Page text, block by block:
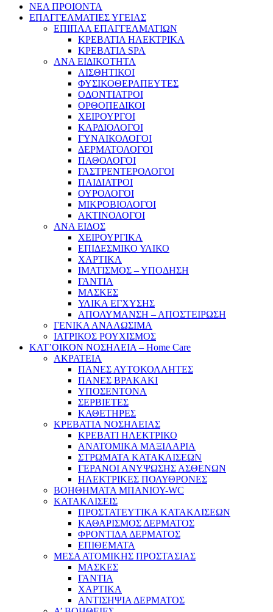
ΝΕΑ ΠΡΟΙΟΝΤΑ
ΕΠΑΓΓΕΛΜΑΤΙΕΣ ΥΓΕΙΑΣ
ΕΠΙΠΛΑ ΕΠΑΓΓΕΛΜΑΤΙΩΝ
ΚΡΕΒΑΤΙΑ ΗΛΕΚΤΡΙΚΑ
ΚΡΕΒΑΤΙΑ SPA
ΑΝΑ ΕΙΔΙΚΟΤΗΤΑ
ΑΙΣΘΗΤΙΚΟΙ
ΦΥΣΙΚΟΘΕΡΑΠΕΥΤΕΣ
ΟΔΟΝΤΙΑΤΡΟΙ
ΟΡΘΟΠΕΔΙΚΟΙ
ΧΕΙΡΟΥΡΓΟΙ
ΚΑΡΔΙΟΛΟΓΟΙ
ΓΥΝΑΙΚΟΛΟΓΟΙ
ΔΕΡΜΑΤΟΛΟΓΟΙ
ΠΑΘΟΛΟΓΟΙ
ΓΑΣΤΡΕΝΤΕΡΟΛΟΓΟΙ
ΠΑΙΔΙΑΤΡΟΙ
ΟΥΡΟΛΟΓΟΙ
ΜΙΚΡΟΒΙΟΛΟΓΟΙ
ΑΚΤΙΝΟΛΟΓΟΙ
ΑΝΑ ΕΙΔΟΣ
ΧΕΙΡΟΥΡΓΙΚΑ
ΕΠΙΔΕΣΜΙΚΟ ΥΛΙΚΟ
ΧΑΡΤΙΚΑ
ΙΜΑΤΙΣΜΟΣ – ΥΠΟΔΗΣΗ
ΓΑΝΤΙΑ
ΜΑΣΚΕΣ
ΥΛΙΚΑ ΕΓΧΥΣΗΣ
ΑΠΟΛΥΜΑΝΣΗ – ΑΠΟΣΤΕΙΡΩΣΗ
ΓΕΝΙΚΑ ΑΝΑΛΩΣΙΜΑ
ΙΑΤΡΙΚΟΣ ΡΟΥΧΙΣΜΟΣ
ΚΑΤ’ΟΙΚΟΝ ΝΟΣΗΛΕΙΑ – Home Care
ΑΚΡΑΤΕΙΑ
ΠΑΝΕΣ ΑΥΤΟΚΟΛΛΗΤΕΣ
ΠΑΝΕΣ ΒΡΑΚΑΚΙ
ΥΠΟΣΕΝΤΟΝΑ
ΣΕΡΒΙΕΤΕΣ
ΚΑΘΕΤΗΡΕΣ
ΚΡΕΒΑΤΙΑ ΝΟΣΗΛΕΙΑΣ
ΚΡΕΒΑΤΙ ΗΛΕΚΤΡΙΚΟ
ΑΝΑΤΟΜΙΚΑ ΜΑΞΙΛΑΡΙΑ
ΣΤΡΩΜΑΤΑ ΚΑΤΑΚΛΙΣΕΩΝ
ΓΕΡΑΝΟΙ ΑΝΥΨΩΣΗΣ ΑΣΘΕΝΩΝ
ΗΛΕΚΤΡΙΚΕΣ ΠΟΛΥΘΡΟΝΕΣ
ΒΟΗΘΗΜΑΤΑ ΜΠΑΝΙΟΥ-WC
ΚΑΤΑΚΛΙΣΕΙΣ
ΠΡΟΣΤΑΤΕΥΤΙΚΑ ΚΑΤΑΚΛΙΣΕΩΝ
ΚΑΘΑΡΙΣΜΟΣ ΔΕΡΜΑΤΟΣ
ΦΡΟΝΤΙΔΑ ΔΕΡΜΑΤΟΣ
ΕΠΙΘΕΜΑΤΑ
ΜΕΣΑ ΑΤΟΜΙΚΗΣ ΠΡΟΣΤΑΣΙΑΣ
ΜΑΣΚΕΣ
ΓΑΝΤΙΑ
ΧΑΡΤΙΚΑ
ΑΝΤΙΣΗΨΙΑ ΔΕΡΜΑΤΟΣ